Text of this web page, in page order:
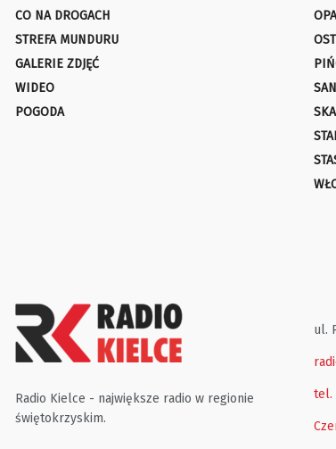
CO NA DROGACH
STREFA MUNDURU
GALERIE ZDJĘĆ
WIDEO
POGODA
Radio Kielce - największe radio w regionie
świętokrzyskim.
ul.
tel.